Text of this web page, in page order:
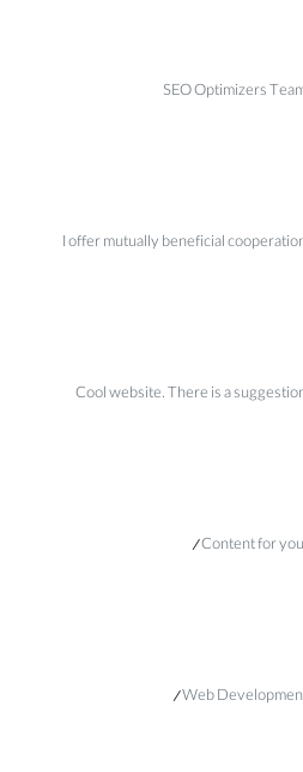
SEO Optimizers
I offer mutually beneficial
Cool website. There is a
Content for
Web